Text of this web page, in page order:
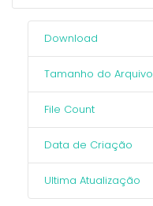
Download
Tamanho do Arquivo
File Count
Data de Criação
Ultima Atualização